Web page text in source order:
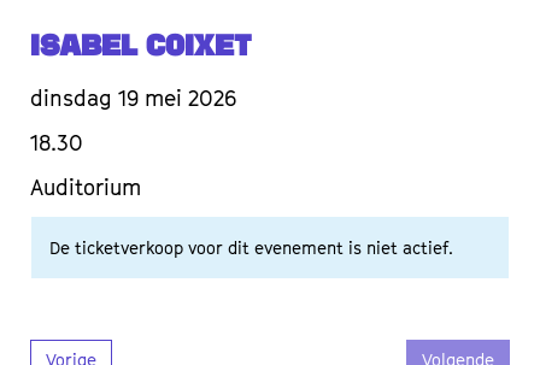
Isabel Coixet
dinsdag 19 mei 2026
18.30
Auditorium
De ticketverkoop voor dit evenement is niet actief.
Vorige Volgende